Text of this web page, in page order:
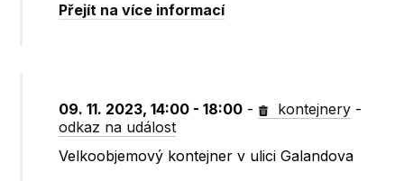
Přejít na více informací
09. 11. 2023, 14:00 - 18:00 - kontejnery -
odkaz na událost
Velkoobjemový kontejner v ulici Galandova